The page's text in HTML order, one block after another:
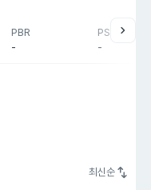
PBR
-
PSR
-
chevron_right
최신순 swap_vert